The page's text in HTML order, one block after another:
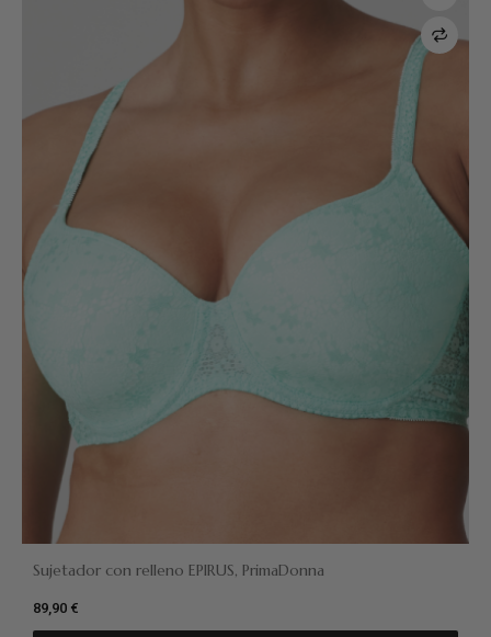
Sujetador con relleno EPIRUS, PrimaDonna
89,90 €